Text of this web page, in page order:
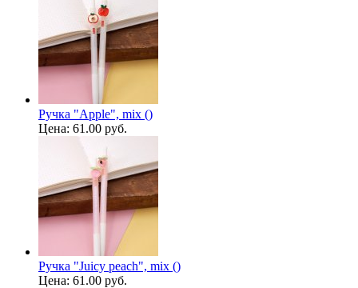
Ручка "Apple", mix ()
Цена: 61.00 руб.
Ручка "Juicy peach", mix ()
Цена: 61.00 руб.